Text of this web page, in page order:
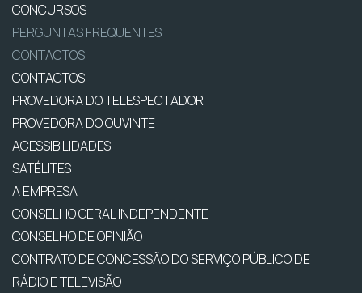
CONCURSOS
PERGUNTAS FREQUENTES
CONTACTOS
CONTACTOS
PROVEDORA DO TELESPECTADOR
PROVEDORA DO OUVINTE
ACESSIBILIDADES
SATÉLITES
A EMPRESA
CONSELHO GERAL INDEPENDENTE
CONSELHO DE OPINIÃO
CONTRATO DE CONCESSÃO DO SERVIÇO PÚBLICO DE
RÁDIO E TELEVISÃO